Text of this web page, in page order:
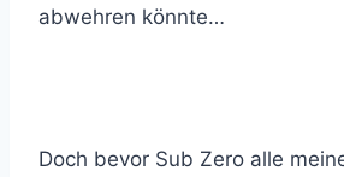
abwehren könnte…
Doch bevor Sub Zero alle